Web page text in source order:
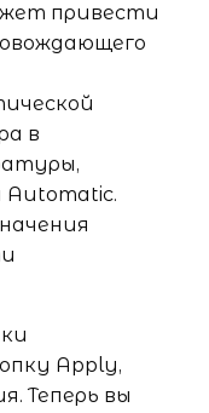
привести
в
Apply,
Теперь вы